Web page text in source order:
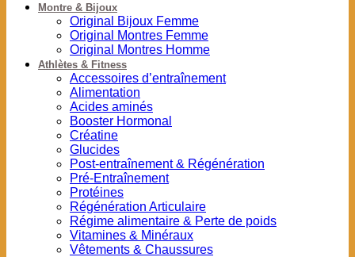
Montre & Bijoux
Original Bijoux Femme
Original Montres Femme
Original Montres Homme
Athlètes & Fitness
Accessoires d’entraînement
Alimentation
Acides aminés
Booster Hormonal
Créatine
Glucides
Post-entraînement & Régénération
Pré-Entraînement
Protéines
Régénération Articulaire
Régime alimentaire & Perte de poids
Vitamines & Minéraux
Vêtements & Chaussures